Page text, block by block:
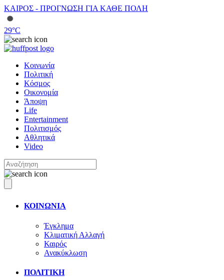
ΚΑΙΡΟΣ - ΠΡΟΓΝΩΣΗ ΓΙΑ ΚΑΘΕ ΠΟΛΗ
29°C
Κοινωνία
Πολιτική
Κόσμος
Οικονομία
Άποψη
Life
Entertainment
Πολιτισμός
Αθλητικά
Video
ΚΟΙΝΩΝΙΑ
Έγκλημα
Κλιματική Αλλαγή
Καιρός
Ανακύκλωση
ΠΟΛΙΤΙΚΗ